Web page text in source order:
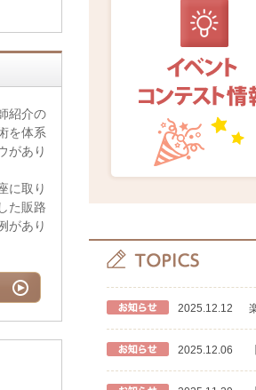
2025.12.12
2025.12.06
紹介の
を体系
があり
に取り
た販路
があり